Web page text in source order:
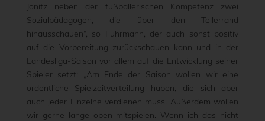
Jonitz neben der fußballerischen Kompetenz zwei
Sozialpädagogen, die über den Tellerrand
hinausschauen“, so Fuhrmann, der auch sonst positiv
auf die Vorbereitung zurückschauen kann und in der
Landesliga-Saison vor allem auf die Entwicklung seiner
Spieler setzt: „Am Ende der Saison wollen wir eine
ordentliche Spielzeitverteilung haben, die sich aber
auch jeder Einzelne verdienen muss. Außerdem wollen
wir gerne lange oben mitspielen. Wenn ich das nicht